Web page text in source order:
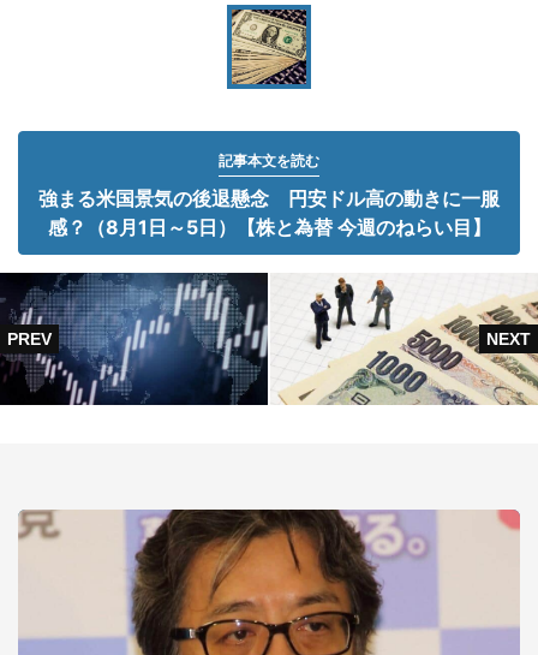
記事本文を読む
強まる米国景気の後退懸念 円安ドル高の動きに一服
感？（8月1日～5日）【株と為替 今週のねらい目】